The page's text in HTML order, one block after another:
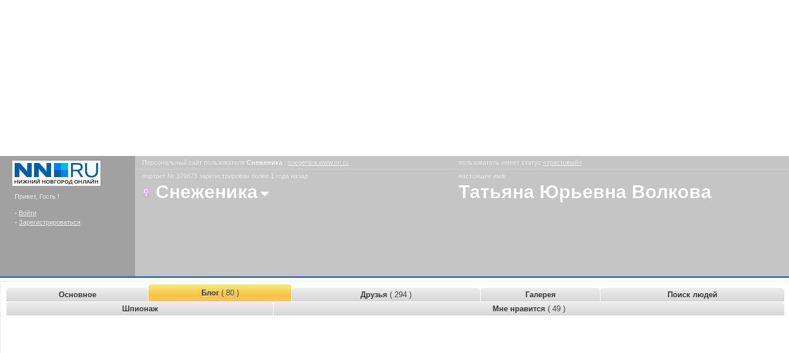
Привет, Гость !
- Войти
- Зарегистрироваться
Персональный сайт пользователя Снеженика : snegenica.www.nn.ru пользователь имеет статус «трастовый»
портрет № 379873 зарегистрирован более 1 года назад
Снеженика
настоящее имя:
Татьяна Юрьевна Волкова
Основное Блог( 80 ) Друзья ( 294 ) Галерея
Поиск людей
Шпионаж
Мне нравится ( 49 )